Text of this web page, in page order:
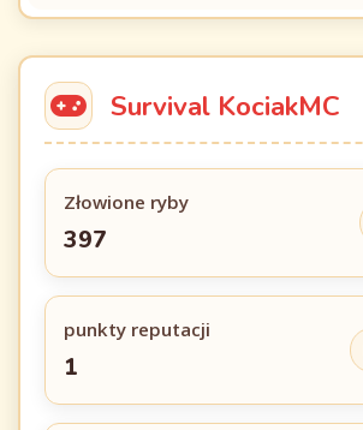
Survival KociakMC
Złowione ryby
397
punkty reputacji
1